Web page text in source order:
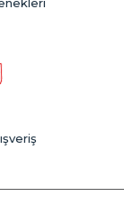
Evmoda ile
tarza karar
önemlidir.
olmanızı sağlar.